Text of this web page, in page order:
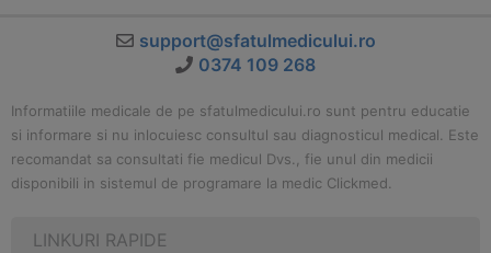
support@sfatulmedicului.ro
0374 109 268
Informatiile medicale de pe sfatulmedicului.ro sunt pentru educatie
si informare si nu inlocuiesc consultul sau diagnosticul medical. Este
recomandat sa consultati fie medicul Dvs., fie unul din medicii
disponibili in sistemul de programare la medic Clickmed.
LINKURI RAPIDE